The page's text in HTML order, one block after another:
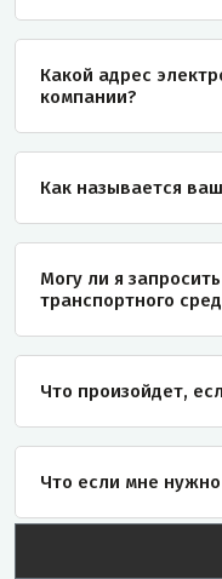
Какой адрес
компании?
Как называется
Могу ли я
транспортного
Что произойдет,
Что если мне